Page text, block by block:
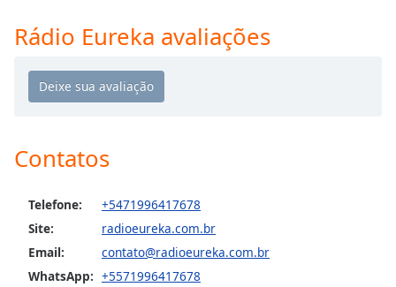
the
Opacity
Background
Color
Rádio Eureka avaliações
Contatos
Telefone:
+5471996417678
Site:
radioeureka.com.br
Email:
contato@radioeureka.com.br
WhatsApp: +5571996417678